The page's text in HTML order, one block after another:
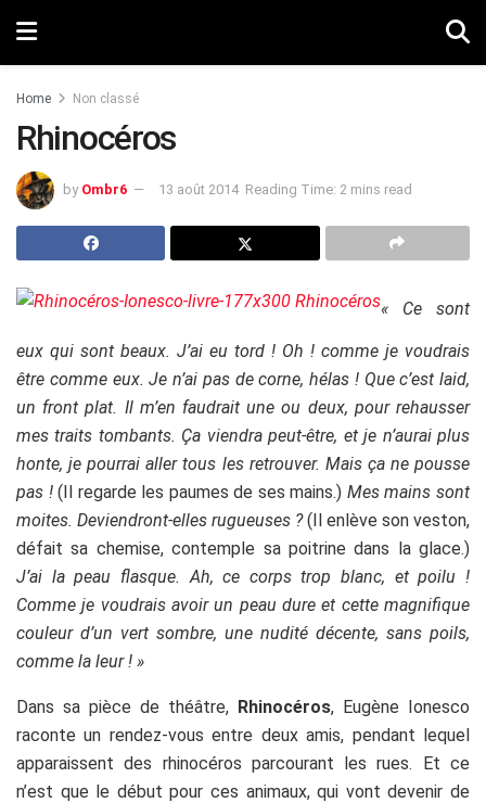
Home Non classé
Rhinocéros
by Ombr6 13 août 2014 Reading Time: 2 mins read
« Ce sont
eux qui sont beaux. J’ai eu tord ! Oh ! comme je voudrais
être comme eux. Je n’ai pas de corne, hélas ! Que c’est laid,
un front plat. Il m’en faudrait une ou deux, pour rehausser
mes traits tombants. Ça viendra peut-être, et je n’aurai plus
honte, je pourrai aller tous les retrouver. Mais ça ne pousse
pas !(Il regarde les paumes de ses mains.) Mes mains sont
moites. Deviendront-elles rugueuses ?(Il enlève son veston,
défait sa chemise, contemple sa poitrine dans la glace.)
J’ai la peau flasque. Ah, ce corps trop blanc, et poilu !
Comme je voudrais avoir un peau dure et cette magnifique
couleur d’un vert sombre, une nudité décente, sans poils,
comme la leur ! »
Dans sa pièce de théâtre, Rhinocéros, Eugène Ionesco
raconte un rendez-vous entre deux amis, pendant lequel
apparaissent des rhinocéros parcourant les rues. Et ce
n’est que le début pour ces animaux, qui vont devenir de